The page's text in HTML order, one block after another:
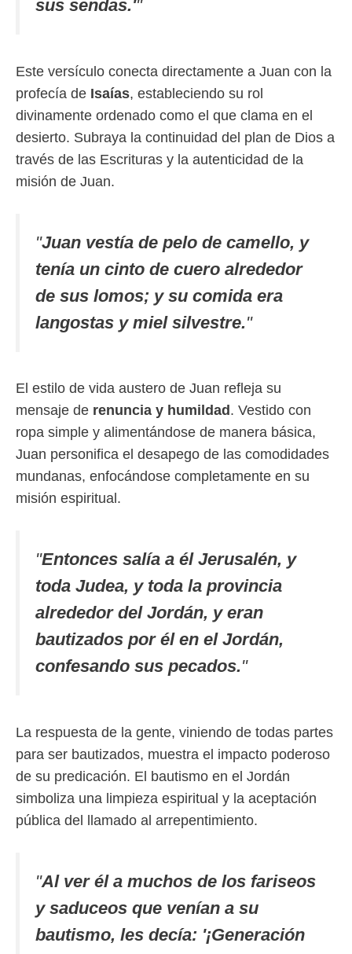
sus sendas.'"
Este versículo conecta directamente a Juan con la
profecía de Isaías, estableciendo su rol
divinamente ordenado como el que clama en el
desierto. Subraya la continuidad del plan de Dios a
través de las Escrituras y la autenticidad de la
misión de Juan.
"Juan vestía de pelo de camello, y
tenía un cinto de cuero alrededor
de sus lomos; y su comida era
langostas y miel silvestre."
El estilo de vida austero de Juan refleja su
mensaje de renuncia y humildad . Vestido con
ropa simple y alimentándose de manera básica,
Juan personifica el desapego de las comodidades
mundanas, enfocándose completamente en su
misión espiritual.
"Entonces salía a él Jerusalén, y
toda Judea, y toda la provincia
alrededor del Jordán, y eran
bautizados por él en el Jordán,
confesando sus pecados."
La respuesta de la gente, viniendo de todas partes
para ser bautizados, muestra el impacto poderoso
de su predicación. El bautismo en el Jordán
simboliza una limpieza espiritual y la aceptación
pública del llamado al arrepentimiento.
"Al ver él a muchos de los fariseos
y saduceos que venían a su
bautismo, les decía: '¡Generación